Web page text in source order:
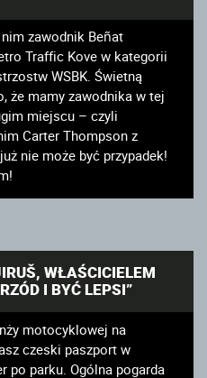
zawodnik Beñat
Traffic Kove w kategorii
WSBK. Świetną
że mamy zawodnika w tej
miejscu – czyli
Carter Thompson z
nie może być przypadek!
WŁAŚCICIELEM
I BYĆ LEPSI”
motocyklowej na
czeski paszport w
po parku. Ogólna pogarda